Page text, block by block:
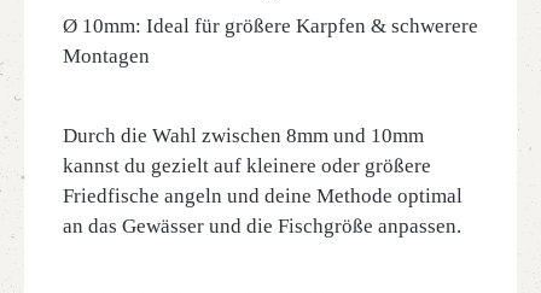
Ø 10mm: Ideal für größere Karpfen & schwerere
Montagen
Durch die Wahl zwischen 8mm und 10mm
kannst du gezielt auf kleinere oder größere
Friedfische angeln und deine Methode optimal
an das Gewässer und die Fischgröße anpassen.